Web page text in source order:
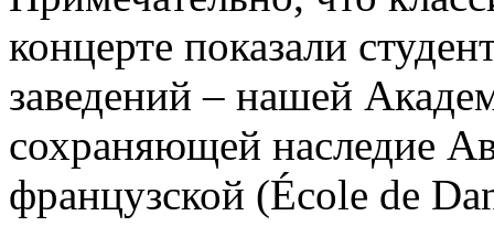
концерте показали
заведений – нашей
сохраняющей наследие
французской (École de